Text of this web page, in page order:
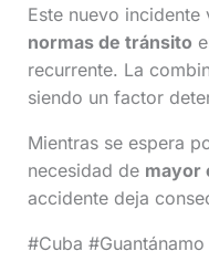
Este nuevo
normas de tránsito
recurrente. La
siendo un factor
Mientras se espera
necesidad de mayor
accidente deja
#Cuba